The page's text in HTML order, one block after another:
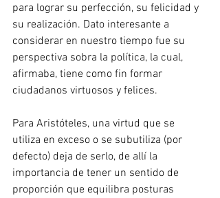
para lograr su perfección, su felicidad y
su realización. Dato interesante a
considerar en nuestro tiempo fue su
perspectiva sobra la política, la cual,
afirmaba, tiene como fin formar
ciudadanos virtuosos y felices.
Para Aristóteles, una virtud que se
utiliza en exceso o se subutiliza (por
defecto) deja de serlo, de allí la
importancia de tener un sentido de
proporción que equilibra posturas